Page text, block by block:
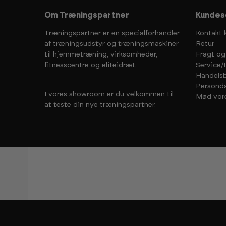
Om Træningspartner
Træningspartner er en specialforhandler
af træningsudstyr og træningsmaskiner
til hjemmetræning, virksomheder,
fitnesscentre og eliteidræt.
I vores showroom er du velkommen til
at teste din nye træningspartner.
Kontakt
Retur
Fragt
Service/
Mød